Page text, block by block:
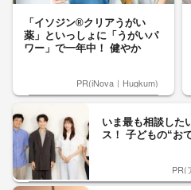
「イソジン®クリアうがい
薬」といっしょに「うがいパ
ワー」で一年中！ 健やか
PR(iNova｜Hugkum)
いま最も相談した
ス！ 子どもの“お
PR(